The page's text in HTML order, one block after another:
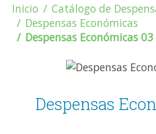
Inicio
Catálogo de
Despensas Económicas
Despensas Económicas 03
Despensas